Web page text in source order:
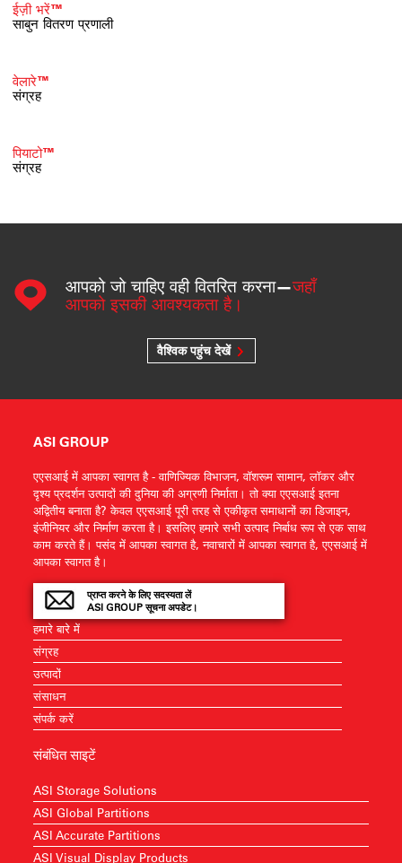
ईज़ी भरें™
साबुन वितरण प्रणाली
वेलारे™
संग्रह
पियाटो™
संग्रह
आपको जो चाहिए वही वितरित करना—जहाँ
आपको इसकी आवश्यकता है।
वैश्विक पहुंच देखें
ASI GROUP
एएसआई में आपका स्वागत है - वाणिज्यिक विभाजन, वॉशरूम सामान, लॉकर और
दृश्य प्रदर्शन उत्पादों की दुनिया की अग्रणी निर्माता। तो क्या एएसआई इतना
अद्वितीय बनाता है? केवल एएसआई पूरी तरह से एकीकृत समाधानों का डिजाइन,
इंजीनियर और निर्माण करता है। इसलिए हमारे सभी उत्पाद निर्बाध रूप से एक साथ
काम करते हैं। पसंद में आपका स्वागत है, नवाचारों में आपका स्वागत है, एएसआई में
आपका स्वागत है।
प्राप्त करने के लिए सदस्यता लें
ASI GROUP सूचना अपडेट।
हमारे बारे में
संग्रह
उत्पादों
संसाधन
संपर्क करें
संबंधित साइटें
ASI Storage Solutions
ASI Global Partitions
ASI Accurate Partitions
ASI Visual Display Products